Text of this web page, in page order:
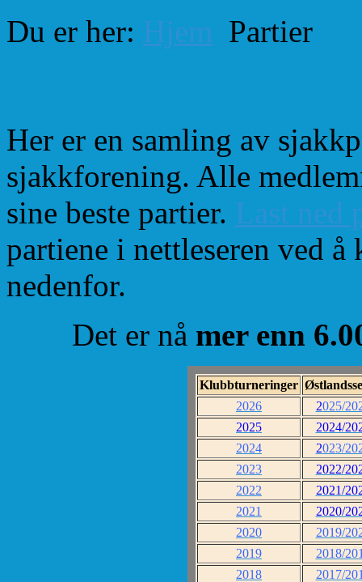
Du er her: Hjem Partier
Her er en samling av
sjakkforening. Alle
sine beste partier. Last ned
partiene i nettleseren ved
nedenfor.
Det er nå mer enn
Klubbturneringer
2026
2025/
2025
2024/
2024
2023/
2023
2022/
2022
2021/
2021
2020/
2020
2019/
2019
2018/
2018
2017/